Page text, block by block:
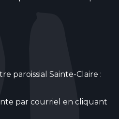
paroissial Sainte-Claire :
par courriel en cliquant